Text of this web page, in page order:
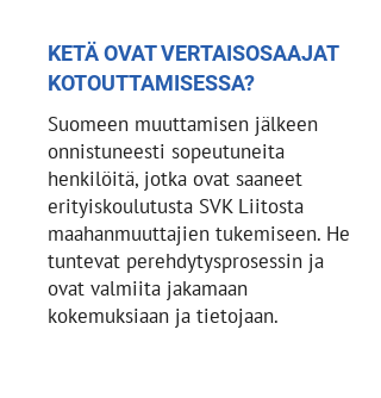
KETÄ OVAT VERTAISOSAAJAT
KOTOUTTAMISESSA?
Suomeen muuttamisen jälkeen
onnistuneesti sopeutuneita
henkilöitä, jotka ovat saaneet
erityiskoulutusta SVK Liitosta
maahanmuuttajien tukemiseen. He
tuntevat perehdytysprosessin ja
ovat valmiita jakamaan
kokemuksiaan ja tietojaan.